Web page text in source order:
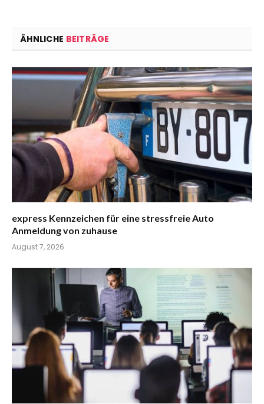
ÄHNLICHE BEITRÄGE
express Kennzeichen für eine stressfreie Auto
Anmeldung von zuhause
August 7, 2026